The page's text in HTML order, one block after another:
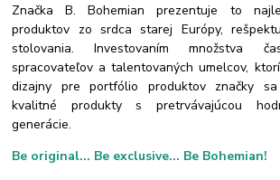
Značka B. Bohemian prezentuje to
produktov zo srdca starej Európy,
stolovania. Investovaním množstva
spracovateľov a talentovaných umelcov,
dizajny pre portfólio produktov značky
kvalitné produkty s pretrvávajúcou
generácie.
Be original... Be exclusive... Be Bohemian!